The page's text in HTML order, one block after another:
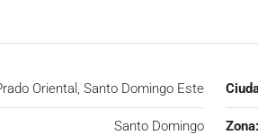
Oriental, Santo Domingo Este
Santo Domingo Zona: